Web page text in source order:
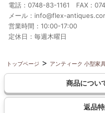
電話：0748-83-1161 FAX：
メール：info@flex-
営業時間：10:00-17:00
定休日：毎週木曜日
トップページ アンティーク 小型家
商品につい
返品